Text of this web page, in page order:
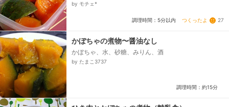
by モチェ*
調理時間：5分以内 つくったよ 27
かぼちゃの煮物〜醤油なし
かぼちゃ、水、砂糖、みりん、酒
by たまこ3737
調理時間：約15分